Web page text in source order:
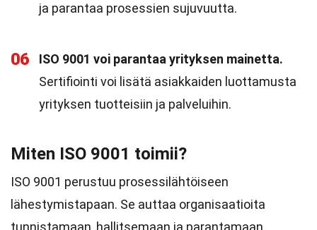
ja parantaa prosessien sujuvuutta.
06
ISO 9001 voi parantaa yrityksen mainetta.
Sertifiointi voi lisätä asiakkaiden luottamusta
yrityksen tuotteisiin ja palveluihin.
Miten ISO 9001 toimii?
ISO 9001 perustuu prosessilähtöiseen
lähestymistapaan. Se auttaa organisaatioita
tunnistamaan, hallitsemaan ja parantamaan